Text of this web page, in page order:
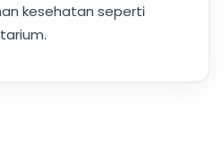
kesehatan seperti